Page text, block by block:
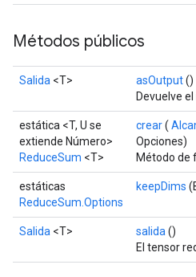
Métodos públicos
Salida <T> asOutput()
Devuelve
estática <T, U se
extiende Número>
ReduceSum <T>
crear(
Opciones)
Método de
estáticas
ReduceSum.Options
keepDims
Salida <T> salida ()
El tensor